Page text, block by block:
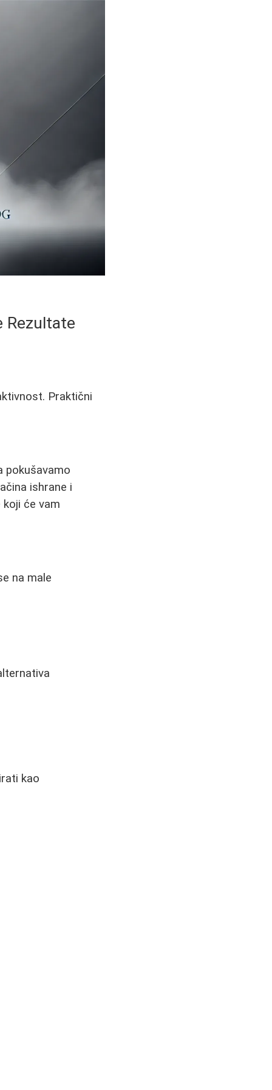
Rezultate
Praktični
pokušavamo
ishrane i
će vam
na male
kao